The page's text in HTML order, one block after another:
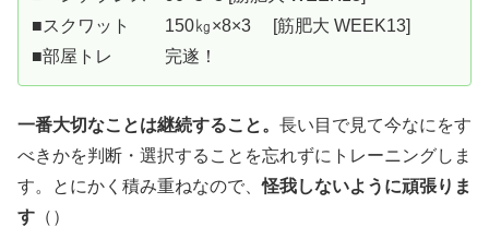
■スクワット 150㎏×8×3 [筋肥大 WEEK13]
■部屋トレ 完遂！
一番大切なことは継続すること。 長い目で見て今なにをす
べきかを判断・選択することを忘れずにトレーニングしま
す。とにかく積み重ねなので、怪我しないように頑張りま
す （）